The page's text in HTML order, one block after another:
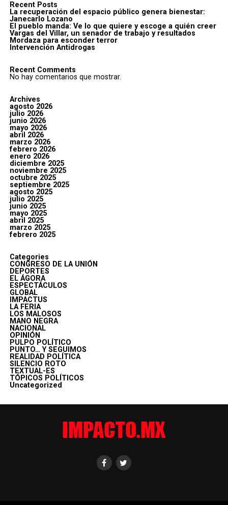
Recent Posts
La recuperación del espacio público genera bienestar:
Janecarlo Lozano
El pueblo manda: Ve lo que quiere y escoge a quién creer
Vargas del Villar, un senador de trabajo y resultados
Mordaza para esconder terror
Intervención Antidrogas
Recent Comments
No hay comentarios que mostrar.
Archives
agosto 2026
julio 2026
junio 2026
mayo 2026
abril 2026
marzo 2026
febrero 2026
enero 2026
diciembre 2025
noviembre 2025
octubre 2025
septiembre 2025
agosto 2025
julio 2025
junio 2025
mayo 2025
abril 2025
marzo 2025
febrero 2025
Categories
CONGRESO DE LA UNIÓN
DEPORTES
EL ÁGORA
ESPECTÁCULOS
GLOBAL
IMPACTUS
LA FERIA
LOS MALOSOS
MANO NEGRA
NACIONAL
OPINIÓN
PULPO POLÍTICO
PUNTO… Y SEGUIMOS
REALIDAD POLÍTICA
SILENCIO ROTO
TEXTUAL-ES
TÓPICOS POLÍTICOS
Uncategorized